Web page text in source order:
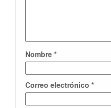
Nombre *
Correo electrónico *